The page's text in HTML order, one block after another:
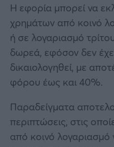
Η εφορία μπορεί να
χρημάτων από κοινό
ή σε λογαριασμό
δωρεά, εφόσον δεν
δικαιολογηθεί, με
φόρου έως και 40%.
Παραδείγματα
περιπτώσεις, στις
από κοινό λογαριασμό